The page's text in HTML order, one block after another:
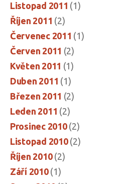
Listopad 2011 (1)
Říjen 2011 (2)
Červenec 2011 (1)
Červen 2011 (2)
Květen 2011 (1)
Duben 2011 (1)
Březen 2011 (2)
Leden 2011 (2)
Prosinec 2010(2)
Listopad 2010(2)
Říjen 2010(2)
Září 2010(1)